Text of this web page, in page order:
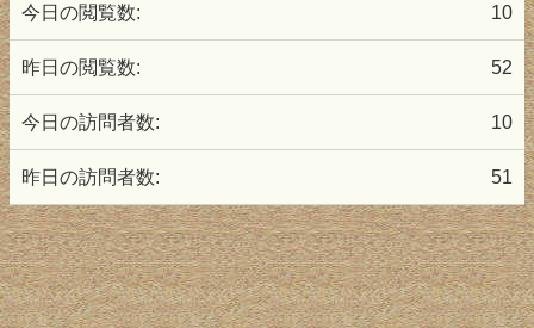
10
今日の閲覧数:
52
昨日の閲覧数:
10
今日の訪問者数:
51
昨日の訪問者数: